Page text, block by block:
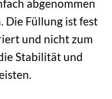
abgenommen
Die Füllung ist fest
und nicht zum
Stabilität und